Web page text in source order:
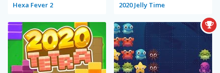
Hexa Fever 2 2020 Jelly Time